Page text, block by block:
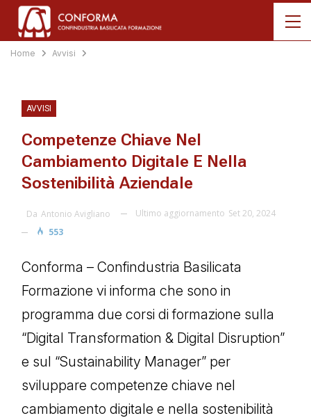
Home Avvisi
AVVISI
Competenze Chiave Nel
Cambiamento Digitale E Nella
Sostenibilità Aziendale
Da Antonio Avigliano Ultimo aggiornamento Set 20, 2024
553
Conforma – Confindustria Basilicata
Formazione vi informa che sono in
programma due corsi di formazione sulla
“Digital Transformation & Digital Disruption”
e sul “Sustainability Manager” per
sviluppare competenze chiave nel
cambiamento digitale e nella sostenibilità